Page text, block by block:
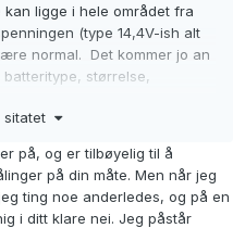
ligge i hele området fra
(type 14,4V-ish alt
normal. Det kommer jo an
størrelse,
om man har ekstern sense
gi en korrekt konklusjon
litt etter oppstart? Jeg vil si
sitatet
på, og er tilbøyelig til å
på din måte. Men når jeg
ting noe anderledes, og på en
i ditt klare nei. Jeg påstår